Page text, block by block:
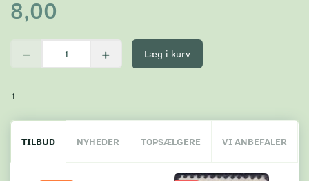
8,00
Læg i kurv
1
TILBUD NYHEDER TOPSÆLGERE VI ANBEFALER